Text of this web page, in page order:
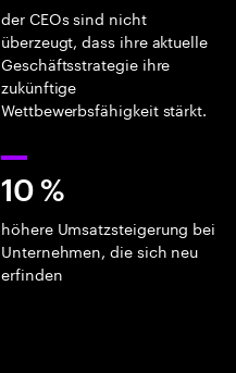
der CEOs sind nicht
überzeugt, dass ihre aktuelle
Geschäftsstrategie ihre
zukünftige
Wettbewerbsfähigkeit stärkt.
10 %
höhere Umsatzsteigerung bei
Unternehmen, die sich neu
erfinden